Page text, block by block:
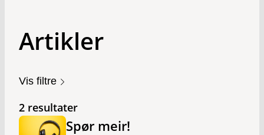
Artikler
Vis filtre
2 resultater
Spør meir!